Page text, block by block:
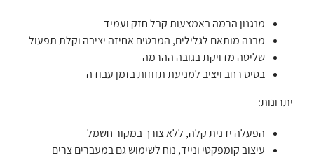
מנגנון הרמה באמצעות קבל חזק ועמיד
מבנה מותאם לגלילים, המבטיח אחיזה יציבה וקלת תפעול
שליטה מדויקת בגובה ההרמה
בסיס רחב ויציב למניעת תזוזות בזמן עבודה
יתרונות:
הפעלה ידנית קלה, ללא צורך במקור חשמל
עיצוב קומפקטי ונייד, נוח לשימוש גם במעברים צרים